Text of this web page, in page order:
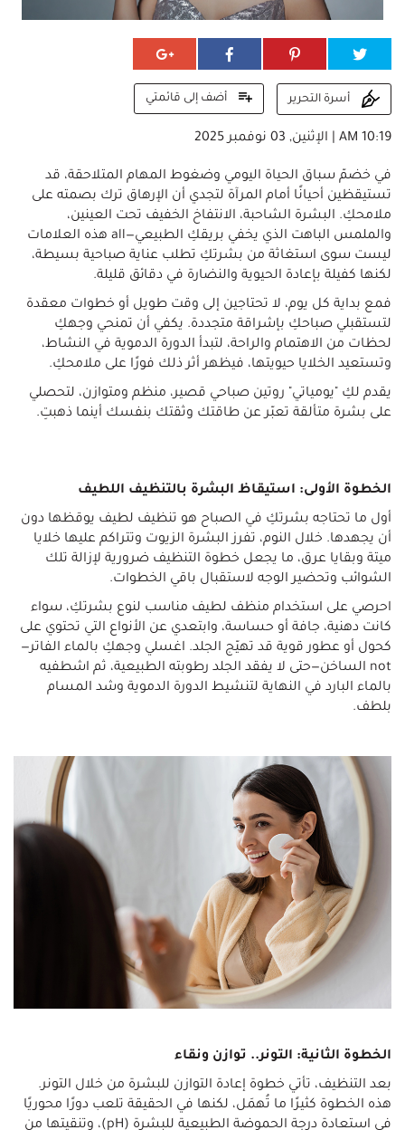
أسرة التحرير أضف إلى قائمتي
10:19 AM | الإثنين, 03 نوفمبر 2025
في خضمّ سباق الحياة اليومي وضغوط المهام المتلاحقة، قد
تستيقظين أحيانًا أمام المرآة لتجدي أن الإرهاق ترك بصمته على
ملامحكِ. البشرة الشاحبة، الانتفاخ الخفيف تحت العينين،
والملمس الباهت الذي يخفي بريقكِ الطبيعي—all هذه العلامات
ليست سوى استغاثة من بشرتكِ تطلب عناية صباحية بسيطة،
لكنها كفيلة بإعادة الحيوية والنضارة في دقائق قليلة.
فمع بداية كل يوم، لا تحتاجين إلى وقت طويل أو خطوات معقدة
لتستقبلي صباحكِ بإشراقة متجددة. يكفي أن تمنحي وجهكِ
لحظات من الاهتمام والراحة، لتبدأ الدورة الدموية في النشاط،
وتستعيد الخلايا حيويتها، فيظهر أثر ذلك فورًا على ملامحكِ.
يقدم لكِ "يومياتي" روتين صباحي قصير، منظم ومتوازن، لتحصلي
على بشرة متألقة تعبّر عن طاقتك وثقتك بنفسك أينما ذهبتِ.
الخطوة الأولى: استيقاظ البشرة بالتنظيف اللطيف
أول ما تحتاجه بشرتكِ في الصباح هو تنظيف لطيف يوقظها دون
أن يجهدها. خلال النوم، تفرز البشرة الزيوت وتتراكم عليها خلايا
ميتة وبقايا عرق، ما يجعل خطوة التنظيف ضرورية لإزالة تلك
الشوائب وتحضير الوجه لاستقبال باقي الخطوات.
احرصي على استخدام منظف لطيف مناسب لنوع بشرتكِ، سواء
كانت دهنية، جافة أو حساسة، وابتعدي عن الأنواع التي تحتوي على
كحول أو عطور قوية قد تهيّج الجلد. اغسلي وجهكِ بالماء الفاتر—
not الساخن—حتى لا يفقد الجلد رطوبته الطبيعية، ثم اشطفيه
بالماء البارد في النهاية لتنشيط الدورة الدموية وشد المسام
بلطف.
الخطوة الثانية: التونر.. توازن ونقاء
بعد التنظيف، تأتي خطوة إعادة التوازن للبشرة من خلال التونر.
هذه الخطوة كثيرًا ما تُهمَل، لكنها في الحقيقة تلعب دورًا محوريًا
في استعادة درجة الحموضة الطبيعية للبشرة (pH)، وتنقيتها من